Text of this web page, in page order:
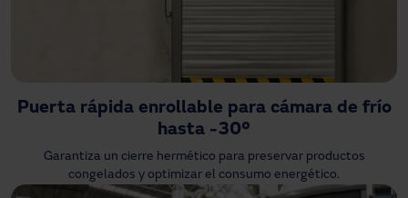
Puerta rápida enrollable para cámara de frío
hasta -30º
Garantiza un cierre hermético para preservar productos
congelados y optimizar el consumo energético.